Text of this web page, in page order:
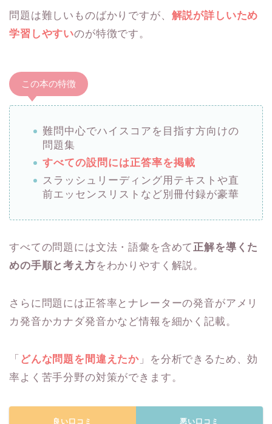
問題は難しいものばかりですが、 解説が詳しいため
学習しやすいのが特徴です。
この本の特徴
難問中心でハイスコアを目指す方向けの
問題集
すべての設問には正答率を掲載
スラッシュリーディング用テキストや直
前エッセンスリストなど別冊付録が豪華
すべての問題には文法・語彙を含めて正解を導くた
めの手順と考え方をわかりやすく解説。
さらに問題には正答率とナレーターの発音がアメリ
カ発音かカナダ発音かなど情報を細かく記載。
「 どんな問題を間違えたか 」を分析できるため、効
率よく苦手分野の対策ができます。
良い口コミ 悪い口コミ